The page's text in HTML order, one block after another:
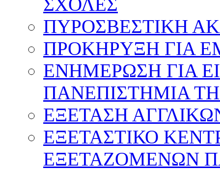
ΠΥΡΟΣΒΕΣΤΙΚΗ
ΠΡΟΚΗΡΥΞΗ ΓΙΑ
ΕΝΗΜΕΡΩΣΗ ΓΙΑ
ΠΑΝΕΠΙΣΤΗΜΙΑ
ΕΞΕΤΑΣΗ
ΕΞΕΤΑΣΤΙΚΟ
ΕΞΕΤΑΖΟΜΕΝΩΝ